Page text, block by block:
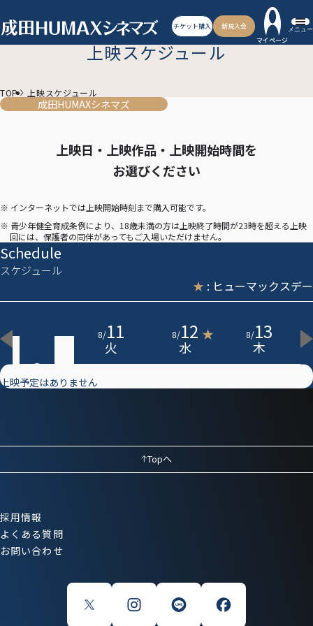
チケット購入
新規入会
マイページ
メニュー
上映スケジュール
TOP 上映スケジュール
成田HUMAXシネマズ
上映日・上映作品・上映開始時間を
お選びください
※ インターネットでは上映開始時刻まで購入可能です。
※ 青少年健全育成条例により、18歳未満の方は上映終了時間が23時を超える上映
回には、保護者の同伴があってもご入場いただけません。
Schedule
スケジュール
★ : ヒューマックスデー
8/11
火
8/12 ★
水
8/13
木
上映予定はありません
Topへ
採用情報
よくある質問
お問い合わせ